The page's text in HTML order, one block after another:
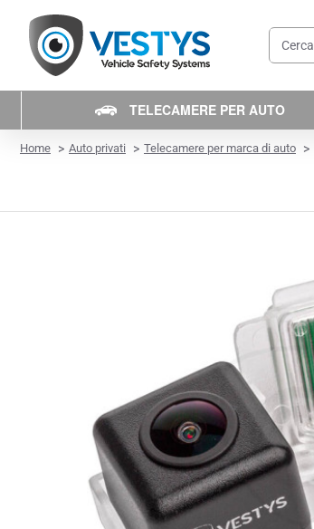
Cerca...
TELECAMERE PER AUTO
HomehomeAuto privati Telecamere per marca di auto